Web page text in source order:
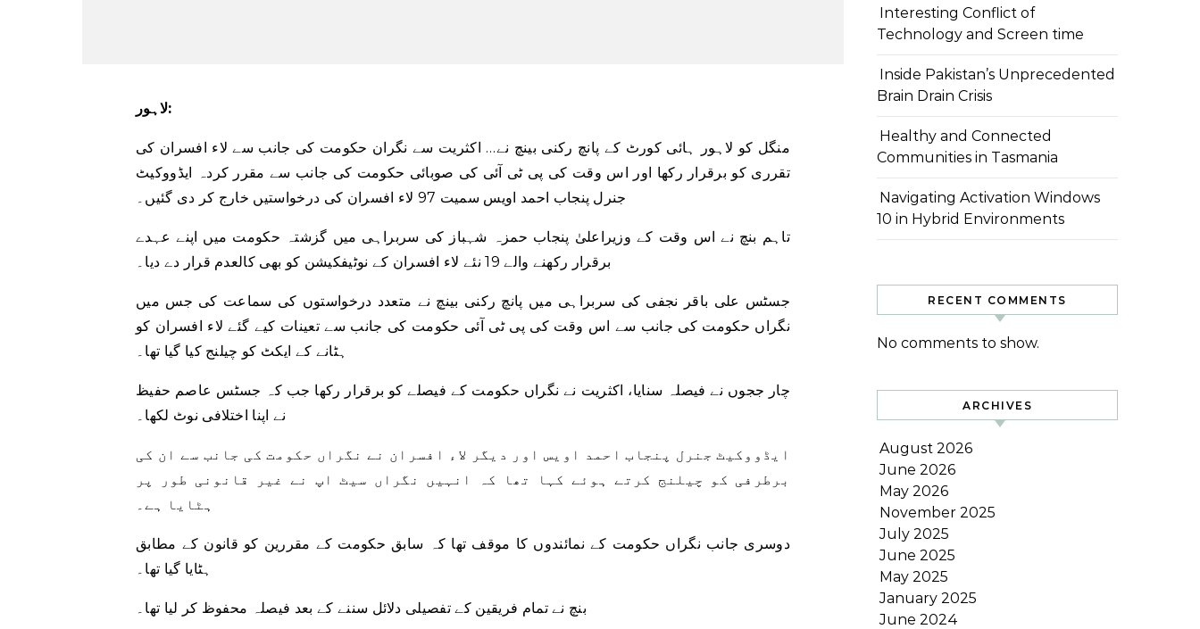
لاہور:
منگل کو لاہور ہائی کورٹ کے پانچ رکنی بینچ نے… اکثریت سے نگران حکومت کی جانب سے لاء افسران کی
تقرری کو برقرار رکھا اور اس وقت کی پی ٹی آئی کی صوبائی حکومت کی جانب سے مقرر کردہ ایڈووکیٹ
جنرل پنجاب احمد اویس سمیت 97 لاء افسران کی درخواستیں خارج کر دی گئیں۔
تاہم بنچ نے اس وقت کے وزیراعلیٰ پنجاب حمزہ شہباز کی سربراہی میں گزشتہ حکومت میں اپنے عہدے
برقرار رکھنے والے 19 نئے لاء افسران کے نوٹیفکیشن کو بھی کالعدم قرار دے دیا۔
جسٹس علی باقر نجفی کی سربراہی میں پانچ رکنی بینچ نے متعدد درخواستوں کی سماعت کی جس میں
نگراں حکومت کی جانب سے اس وقت کی پی ٹی آئی حکومت کی جانب سے تعینات کیے گئے لاء افسران کو
ہٹانے کے ایکٹ کو چیلنج کیا گیا تھا۔
چار ججوں نے فیصلہ سنایا، اکثریت نے نگراں حکومت کے فیصلے کو برقرار رکھا جب کہ جسٹس عاصم حفیظ
نے اپنا اختلافی نوٹ لکھا۔
ایڈووکیٹ جنرل پنجاب احمد اویس اور دیگر لاء افسران نے نگراں حکومت کی جانب سے ان کی
برطرفی کو چیلنج کرتے ہوئے کہا تھا کہ انہیں نگراں سیٹ اپ نے غیر قانونی طور پر
ہٹایا ہے۔
دوسری جانب نگراں حکومت کے نمائندوں کا موقف تھا کہ سابق حکومت کے مقررین کو قانون کے مطابق
ہٹایا گیا تھا۔
بنچ نے تمام فریقین کے تفصیلی دلائل سننے کے بعد فیصلہ محفوظ کر لیا تھا۔
Interesting Conflict of
Technology and Screen time
Inside Pakistan’s Unprecedented
Brain Drain Crisis
Healthy and Connected
Communities in Tasmania
Navigating Activation Windows
10 in Hybrid Environments
RECENT COMMENTS
No comments to show.
ARCHIVES
August 2026
June 2026
May 2026
November 2025
July 2025
June 2025
May 2025
January 2025
June 2024